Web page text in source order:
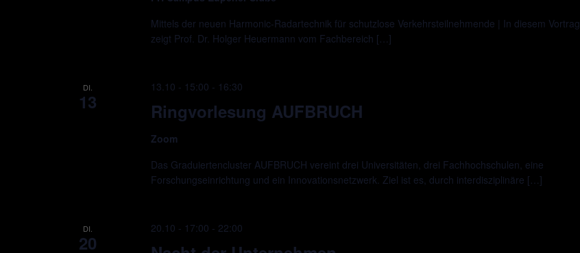
Mittels der neuen Harmonic-Radartechnik für schutzlose Verkehrsteilnehmende | In diesem Vortrag
zeigt Prof. Dr. Holger Heuermann vom Fachbereich […]
DI.
13 Ringvorlesung AUFBRUCH
13.10 - 15:00 - 16:30
Zoom
Das Graduiertencluster AUFBRUCH vereint drei Universitäten, drei Fachhochschulen, eine
Forschungseinrichtung und ein Innovationsnetzwerk. Ziel ist es, durch interdisziplinäre […]
DI.
20
20.10 - 17:00 - 22:00